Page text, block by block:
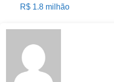
R$ 1.8 milhão